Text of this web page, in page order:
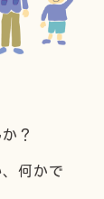
？
何かで